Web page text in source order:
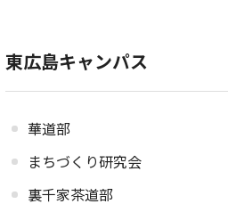
東広島キャンパス
華道部
まちづくり研究会
裏千家茶道部